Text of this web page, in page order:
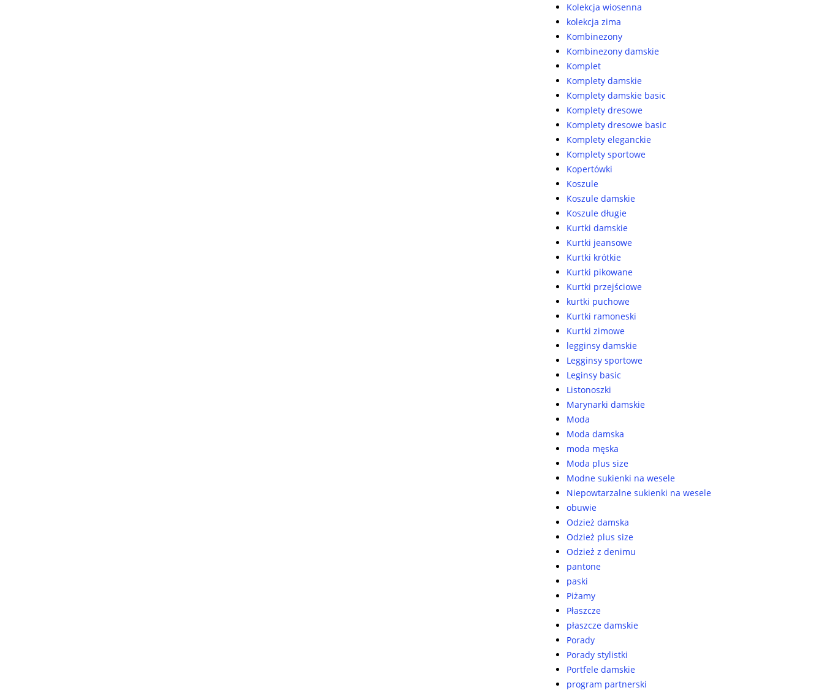
Kolekcja wiosenna
kolekcja zima
Kombinezony
Kombinezony damskie
Komplet
Komplety damskie
Komplety damskie basic
Komplety dresowe
Komplety dresowe basic
Komplety eleganckie
Komplety sportowe
Kopertówki
Koszule
Koszule damskie
Koszule długie
Kurtki damskie
Kurtki jeansowe
Kurtki krótkie
Kurtki pikowane
Kurtki przejściowe
kurtki puchowe
Kurtki ramoneski
Kurtki zimowe
legginsy damskie
Legginsy sportowe
Leginsy basic
Listonoszki
Marynarki damskie
Moda
Moda damska
moda męska
Moda plus size
Modne sukienki na wesele
Niepowtarzalne sukienki na wesele
obuwie
Odzież damska
Odzież plus size
Odzież z denimu
pantone
paski
Piżamy
Płaszcze
płaszcze damskie
Porady
Porady stylistki
Portfele damskie
program partnerski